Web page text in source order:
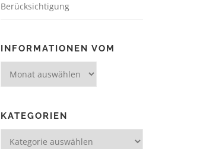
Berücksichtigung
INFORMATIONEN VOM
KATEGORIEN